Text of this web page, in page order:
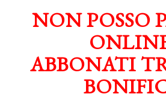
NON POSSO
ABBONATI